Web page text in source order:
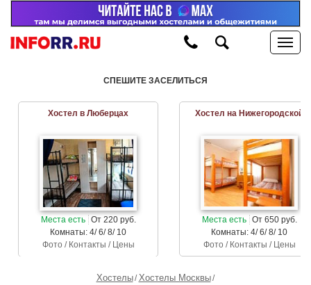
СПЕШИТЕ ЗАСЕЛИТЬСЯ
Хостел в Люберцах
Места есть От 220 руб.
Комнаты: 4/ 6/ 8/ 10
Фото / Контакты / Цены
Хостел на Нижегородской
Места есть От 650 руб.
Комнаты: 4/ 6/ 8/ 10
Фото / Контакты / Цены
Хостелы Хостелы Москвы